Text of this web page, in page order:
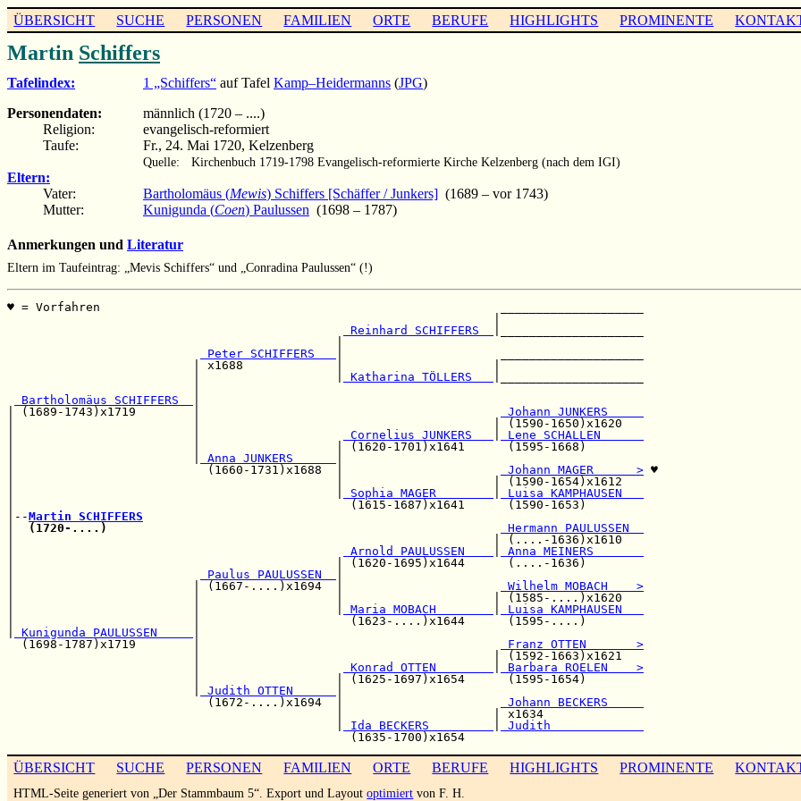
ÜBERSICHT SUCHE PERSONEN FAMILIEN ORTE BERUFE HIGHLIGHTS PROMINENTE
Martin Schiffers
Tafelindex: 1 „Schiffers“ auf Tafel Kamp–Heidermanns (JPG)
Personendaten:
männlich (1720 – ....)
Religion:
evangelisch-reformiert
Taufe:
Fr., 24. Mai 1720, Kelzenberg
Quelle: Kirchenbuch 1719-1798 Evangelisch-reformierte Kirche Kelzenberg (nach dem IGI)
Eltern:
Vater:
Bartholomäus (Mewis) Schiffers [Schäffer / Junkers] (1689 – vor 1743)
Mutter:
Kunigunda (Coen) Paulussen (1698 – 1787)
Anmerkungen und Literatur
Eltern im Taufeintrag: „Mevis Schiffers“ und „Conradina Paulussen“ (!)
♥ = Vorfahren                                                        ____________________
Reinhard SCHIFFERS
Peter SCHIFFERS
                          | x1688             |                     |
Katharina TÖLLERS
Bartholomäus SCHIFFERS
| (1689-1743)x1719        |
Johann JUNKERS
|                         |                                         | (1590-1650)x1620
Cornelius JUNKERS
Lene SCHALLEN
|                         |                   | (1620-1701)x1641      (1595-1668)
Anna JUNKERS
|                           (1660-1731)x1688  |
Johann MAGER      > ♥
|                                             |                     | (1590-1654)x1612
Sophia MAGER
Luisa KAMPHAUSEN
|                                               (1615-1687)x1641      (1590-1653)
|--Martin SCHIFFERS
(1720-....)
Hermann PAULUSSEN
|                                                                   | (....-1636)x1610
Arnold PAULUSSEN
Anna MEINERS
|                                             | (1620-1695)x1644      (....-1636)
Paulus PAULUSSEN
|                         | (1667-....)x1694  |
Wilhelm MOBACH    >
|                         |                   |                     | (1585-....)x1620
Maria MOBACH
Luisa KAMPHAUSEN
|                         |                     (1623-....)x1644      (1595-....)
Kunigunda PAULUSSEN
  (1698-1787)x1719        |
Franz OTTEN       >
                          |                                         | (1592-1663)x1621
Konrad OTTEN
Barbara ROELEN    >
                          |                   | (1625-1697)x1654      (1595-1654)
Judith OTTEN
                            (1672-....)x1694  |
Johann BECKERS
                                              |                     | x1634
Ida BECKERS
Judith
ÜBERSICHT SUCHE PERSONEN FAMILIEN ORTE BERUFE HIGHLIGHTS PROMINENTE
HTML-Seite generiert von „Der Stammbaum 5“. Export und Layoutoptimiert von F. H.